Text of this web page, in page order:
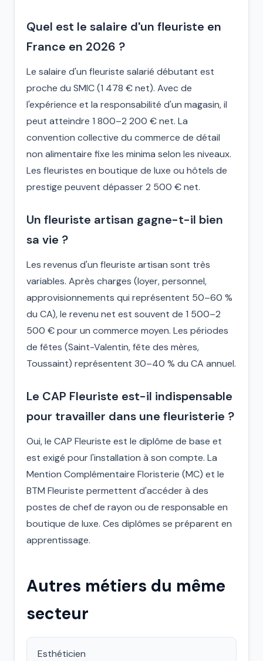
Quel est le salaire d'un fleuriste en
France en 2026 ?
Le salaire d'un fleuriste salarié débutant est
proche du SMIC (1 478 € net). Avec de
l'expérience et la responsabilité d'un magasin, il
peut atteindre 1 800–2 200 € net. La
convention collective du commerce de détail
non alimentaire fixe les minima selon les niveaux.
Les fleuristes en boutique de luxe ou hôtels de
prestige peuvent dépasser 2 500 € net.
Un fleuriste artisan gagne-t-il bien
sa vie ?
Les revenus d'un fleuriste artisan sont très
variables. Après charges (loyer, personnel,
approvisionnements qui représentent 50–60 %
du CA), le revenu net est souvent de 1 500–2
500 € pour un commerce moyen. Les périodes
de fêtes (Saint-Valentin, fête des mères,
Toussaint) représentent 30–40 % du CA annuel.
Le CAP Fleuriste est-il indispensable
pour travailler dans une fleuristerie ?
Oui, le CAP Fleuriste est le diplôme de base et
est exigé pour l'installation à son compte. La
Mention Complémentaire Floristerie (MC) et le
BTM Fleuriste permettent d'accéder à des
postes de chef de rayon ou de responsable en
boutique de luxe. Ces diplômes se préparent en
apprentissage.
Autres métiers du même
secteur
Esthéticien